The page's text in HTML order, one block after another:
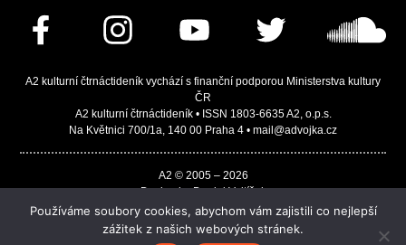
A2 kulturní čtrnáctideník vychází s finanční podporou Ministerstva kultury
ČR
A2 kulturní čtrnáctideník • ISSN 1803-6635 A2, o.p.s.
Na Květnici 700/1a, 140 00 Praha 4 • mail@advojka.cz
A2 © 2005 – 2026
Design by Daniel Vojtíšek
Built by JASA-IT & ChSoft
Používáme soubory cookies, abychom vám zajistili co nejlepší
zážitek z našich webových stránek.